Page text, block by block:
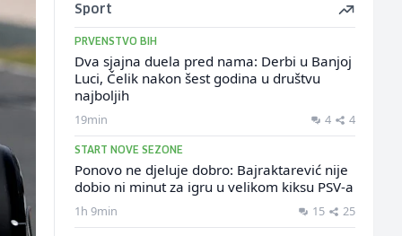
Sport
PRVENSTVO BIH
Dva sjajna duela pred nama: Derbi u Banjoj
Luci, Čelik nakon šest godina u društvu
najboljih
19min 4 4
START NOVE SEZONE
Ponovo ne djeluje dobro: Bajraktarević nije
dobio ni minut za igru u velikom kiksu PSV-a
1h 9min 15 25